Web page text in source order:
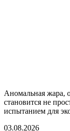
Аномальная жара,
становится не
испытанием для
03.08.2026